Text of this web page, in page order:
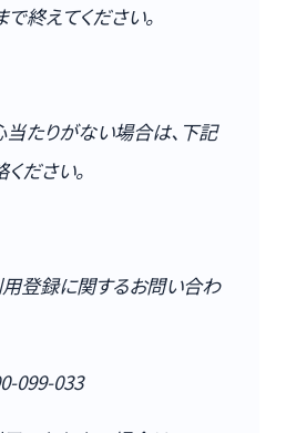
終えてください。
たりがない場合は、下記
ださい。
登録に関するお問い合わ
099-033